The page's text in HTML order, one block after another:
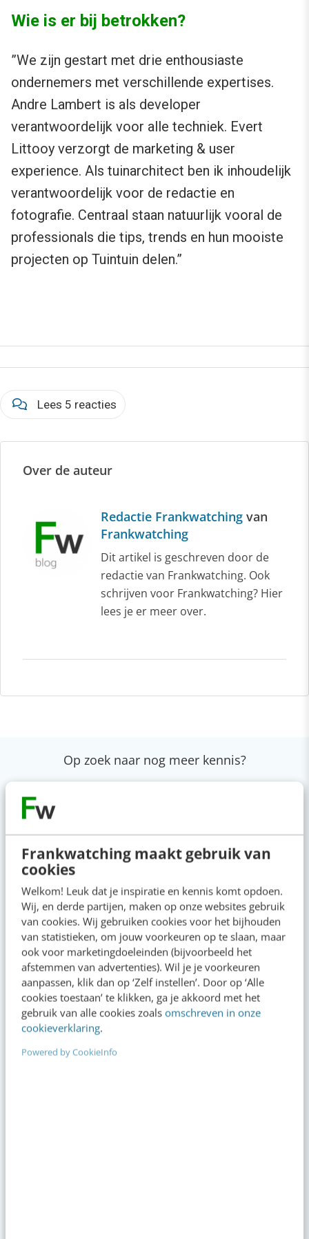
Frankwatching maakt gebruik van
cookies
Welkom! Leuk dat je inspiratie en kennis komt opdoen.
Wij, en derde partijen, maken op onze websites gebruik
van cookies. Wij gebruiken cookies voor het bijhouden
van statistieken, om jouw voorkeuren op te slaan, maar
ook voor marketingdoeleinden (bijvoorbeeld het
afstemmen van advertenties). Wil je je voorkeuren
aanpassen, klik dan op ‘Zelf instellen’. Door op ‘Alle
cookies toestaan’ te klikken, ga je akkoord met het
gebruik van alle cookies zoals omschreven in onze
cookieverklaring.
Powered by CookieInfo
Wie is er bij betrokken?
”We zijn gestart met drie enthousiaste
ondernemers met verschillende expertises.
Andre Lambert is als developer
verantwoordelijk voor alle techniek. Evert
Littooy verzorgt de marketing & user
experience. Als tuinarchitect ben ik inhoudelijk
verantwoordelijk voor de redactie en
fotografie. Centraal staan natuurlijk vooral de
professionals die tips, trends en hun mooiste
projecten op Tuintuin delen.”
Lees 5 reacties
Over de auteur
Redactie Frankwatching van
Frankwatching
Dit artikel is geschreven door de
redactie van Frankwatching. Ook
schrijven voor Frankwatching? Hier
lees je er meer over.
Op zoek naar nog meer kennis?
Geef structuur aan je content met een
contentbibliotheek [5 stappen]
08:00· 4 min·
“Bedrijven die stevig staan in hun waarden
komen deze geopolitieke storm het beste
door” [podcast]
gisteren· 3 min·
Zo bouw je een AI die het niet met je eens is
[stappenplan]
gisteren· 6 min